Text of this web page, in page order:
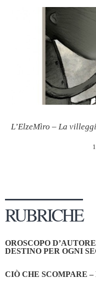
L’ElzeMìro – La
RUBRICHE
OROSCOPO
DESTINO PER OGNI
CIÒ CHE SCOMPARE